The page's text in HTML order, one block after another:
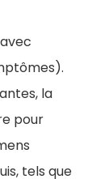
la
pour
tels que